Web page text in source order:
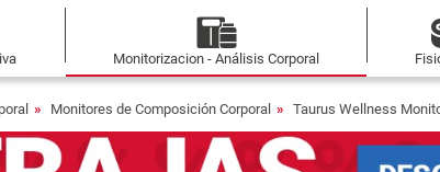
Monitorizacion - Análisis Corporal
Monitores de Composición Corporal Taurus Wellness